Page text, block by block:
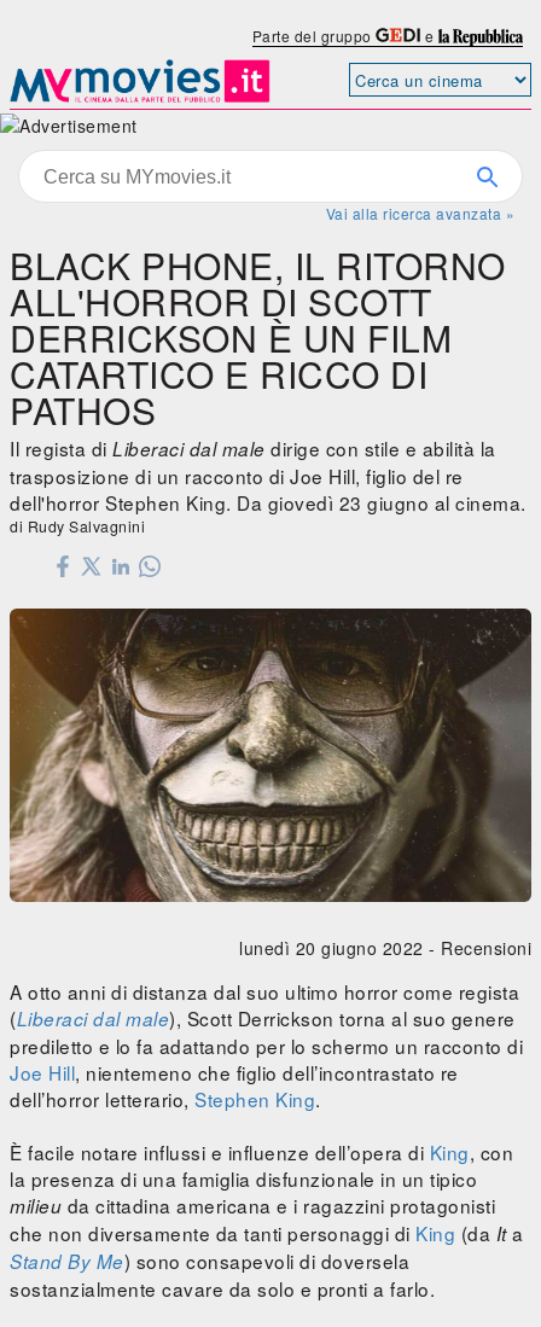
Parte del gruppo e
Vai alla ricerca avanzata »
BLACK PHONE, IL RITORNO
ALL'HORROR DI SCOTT
DERRICKSON È UN FILM
CATARTICO E RICCO DI
PATHOS
Il regista di Liberaci dal male dirige con stile e abilità la
trasposizione di un racconto di Joe Hill, figlio del re
dell'horror Stephen King. Da giovedì 23 giugno al cinema.
di Rudy Salvagnini
lunedì 20 giugno 2022 - Recensioni
A otto anni di distanza dal suo ultimo horror come regista
(Liberaci dal male), Scott Derrickson torna al suo genere
prediletto e lo fa adattando per lo schermo un racconto di
Joe Hill, nientemeno che figlio dell’incontrastato re
dell’horror letterario, Stephen King.
È facile notare influssi e influenze dell’opera di King, con
la presenza di una famiglia disfunzionale in un tipico
milieu da cittadina americana e i ragazzini protagonisti
che non diversamente da tanti personaggi di King (da Ita
Stand By Me) sono consapevoli di doversela
sostanzialmente cavare da solo e pronti a farlo.